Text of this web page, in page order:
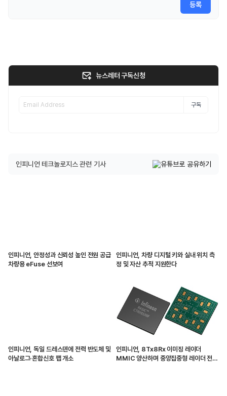
등록
뉴스레터 구독신청
구독
인피니언 테크놀로지스 관련 기사
인피니언, 안정성과 신뢰성 높인 전원 공급
차량용 eFuse 선보여
인피니언, 차량 디지털 키와 실내 위치 측
정 및 자산 추적 지원한다
인피니언, 독일 드레스덴에 전력 반도체 및
아날로그·혼합신호 팹 개소
인피니언, 8Tx8Rx 이미징 레이더
MMIC 양산하며 중앙집중형 레이더 전환